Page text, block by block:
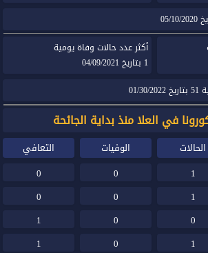
أكثر عدد حالات وفاة يومية
1 بتاريخ 04/09/2021
في العلا منذ بداية الجائحة
الحالات الوفيات
التعافي
1
0
0
1
0
0
0
0
1
1
0
1